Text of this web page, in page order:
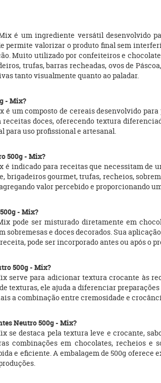
é um ingrediente versátil desenvolvido
permite valorizar o produto final sem
Muito utilizado por confeiteiros e
trufas, barras recheadas, ovos de
tanto visualmente quanto ao paladar.
- Mix?
é um composto de cereais desenvolvido
doces, oferecendo textura
para uso profissional e artesanal.
500g - Mix?
é indicado para receitas que necessitam
brigadeiros gourmet, trufas, recheios,
valor percebido e proporcionando
- Mix?
pode ser misturado diretamente em
sobremesas e doces decorados. Sua
pode ser incorporado antes ou após
500g - Mix?
serve para adicionar textura crocante às
texturas, ele ajuda a diferenciar
a combinação entre cremosidade e
Neutro 500g - Mix?
se destaca pela textura leve e crocante,
combinações em chocolates, recheios e
e eficiente. A embalagem de 500g